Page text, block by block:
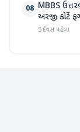
08 MBBS
અરજી કોર્ટે
5 દિવસ પહેલા